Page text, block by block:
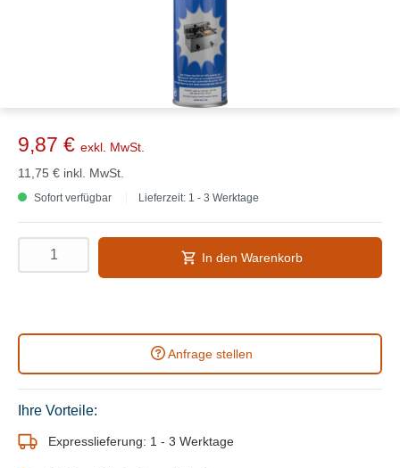
9,87 € exkl. MwSt.
11,75 € inkl. MwSt.
Sofort verfügbar Lieferzeit: 1 - 3 Werktage
In den Warenkorb
Anfrage stellen
Ihre Vorteile:
Expresslieferung: 1 - 3 Werktage